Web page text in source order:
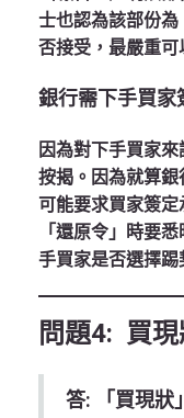
士也認為該部份
否接受，最嚴重可
銀行需下手買家
因為對下手買家
按揭。因為就算
可能要求買家簽
「還原令」時要
手買家是否選擇踢
問題4: 買
答: 「買現狀